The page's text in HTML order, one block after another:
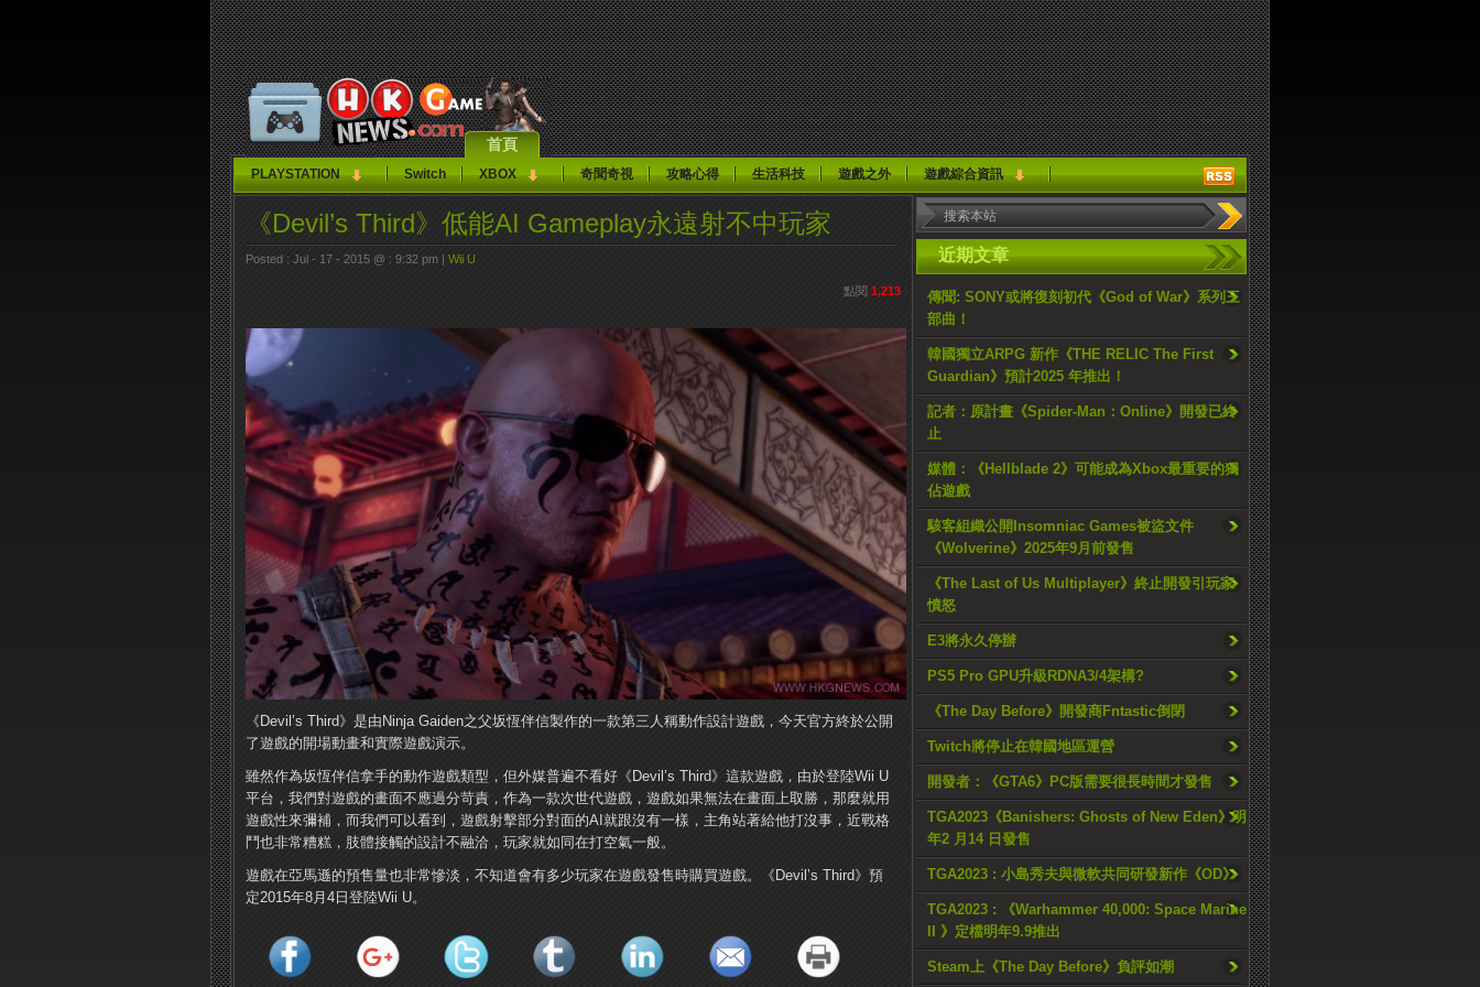
首頁
PLAYSTATION Switch XBOX 奇聞奇視 攻略心得 生活科技 遊戲之外 遊戲綜合資訊
近期文章
傳聞: SONY或將復刻初代《God of War》系列三
部曲！
韓國獨立ARPG 新作《THE RELIC The First
Guardian》預計2025 年推出！
記者：原計畫《Spider-Man：Online》開發已終
止
媒體：《Hellblade 2》可能成為Xbox最重要的獨
佔遊戲
駭客組織公開Insomniac Games被盜文件
《Wolverine》2025年9月前發售
《The Last of Us Multiplayer》終止開發引玩家
憤怒
E3將永久停辦
PS5 Pro GPU升級RDNA3/4架構?
《The Day Before》開發商Fntastic倒閉
Twitch將停止在韓國地區運營
開發者：《GTA6》PC版需要很長時間才發售
TGA2023《Banishers: Ghosts of New Eden》明
年2 月14 日發售
TGA2023 : 小島秀夫與微軟共同研發新作《OD》
TGA2023 : 《Warhammer 40,000: Space Marine
II 》定檔明年9.9推出
Steam上《The Day Before》負評如潮
《Devil’s Third》低能AI Gameplay永遠射不中玩家
Posted : Jul - 17 - 2015 @ : 9:32 pm | Wii U
點閱 1,213
《Devil’s Third》是由Ninja Gaiden之父坂恆伴信製作的一款第三人稱動作設計遊戲，今天官方終於公開
了遊戲的開場動畫和實際遊戲演示。
雖然作為坂恆伴信拿手的動作遊戲類型，但外媒普遍不看好《Devil’s Third》這款遊戲，由於登陸Wii U
平台，我們對遊戲的畫面不應過分苛責，作為一款次世代遊戲，遊戲如果無法在畫面上取勝，那麼就用
遊戲性來彌補，而我們可以看到，遊戲射擊部分對面的AI就跟沒有一樣，主角站著給他打沒事，近戰格
鬥也非常糟糕，肢體接觸的設計不融洽，玩家就如同在打空氣一般。
遊戲在亞馬遜的預售量也非常慘淡，不知道會有多少玩家在遊戲發售時購買遊戲。《Devil’s Third》預
定2015年8月4日登陸Wii U。